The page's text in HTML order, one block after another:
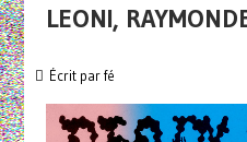
LEONI,
Écrit parfé